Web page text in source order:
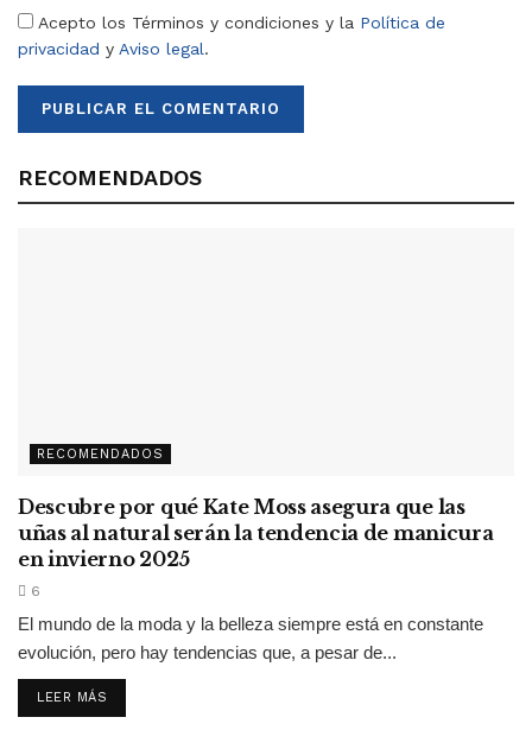
Acepto los Términos y condiciones y la Política de
privacidad y Aviso legal.
RECOMENDADOS
RECOMENDADOS
Descubre por qué Kate Moss asegura que las
uñas al natural serán la tendencia de manicura
en invierno 2025
6
El mundo de la moda y la belleza siempre está en constante
evolución, pero hay tendencias que, a pesar de...
LEER MÁS